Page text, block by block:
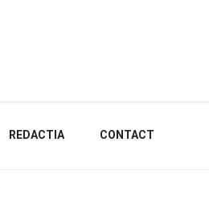
REDACTIA CONTACT